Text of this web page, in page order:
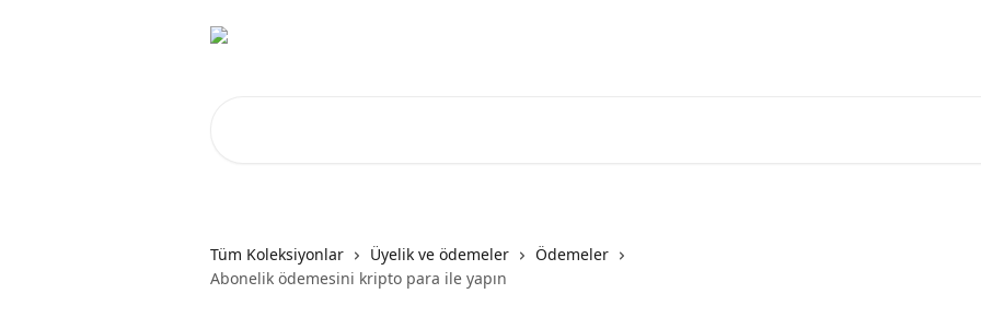
Tüm Koleksiyonlar Üyelik ve ödemeler
Ödemeler
Abonelik ödemesini kripto para ile yapın